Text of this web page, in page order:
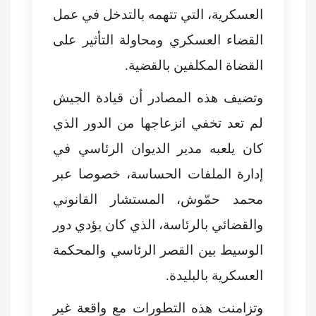
العسكرية، التي تتهمه بالتدخل في عمل
القضاء العسكري ومحاولة التأثير على
القضاة المكلفين بالقضية.
وتضيف هذه المصادر أن قيادة الجيش
لم تعد تخفي انزعاجها من الدور الذي
كان يلعبه مدير الديوان الرئاسي في
إدارة الملفات الحساسة، خصوصا عبر
محمد حمّوش، المستشار القانوني
والقضائي بالرئاسة، الذي كان يؤدي دور
الوسيط بين القصر الرئاسي والمحكمة
العسكرية بالبليدة.
وتزامنت هذه التطورات مع واقعة غير